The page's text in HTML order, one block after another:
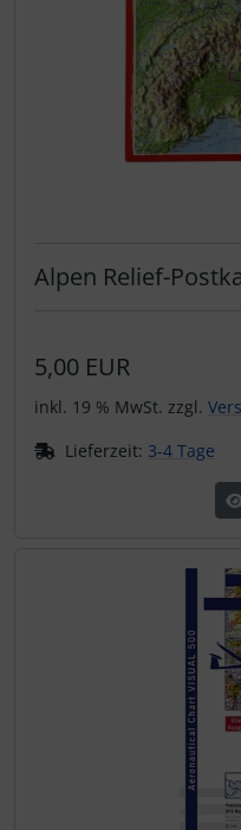
Alpen Relief-
5,00 EUR
inkl. 19 % MwSt. zzgl.
Lieferzeit: 3-4 Tage